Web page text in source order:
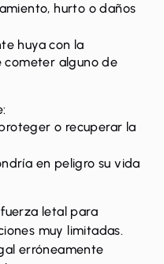
hurto o daños
huya con la
cometer alguno de
o recuperar la
en peligro su vida
letal para
muy limitadas.
erróneamente